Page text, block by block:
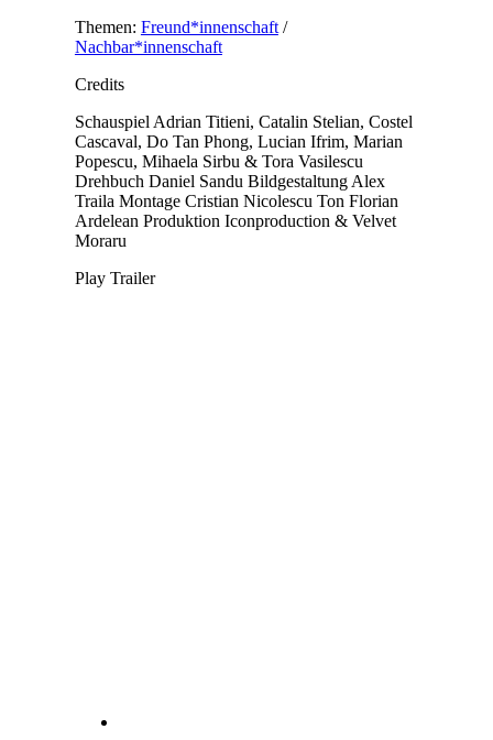
Themen: Freund*innenschaft/
Nachbar*innenschaft
Credits
Schauspiel Adrian Titieni, Catalin Stelian, Costel
Cascaval, Do Tan Phong, Lucian Ifrim, Marian
Popescu, Mihaela Sirbu & Tora Vasilescu
Drehbuch Daniel Sandu Bildgestaltung Alex
Traila Montage Cristian Nicolescu Ton Florian
Ardelean Produktion Iconproduction & Velvet
Moraru
Play Trailer